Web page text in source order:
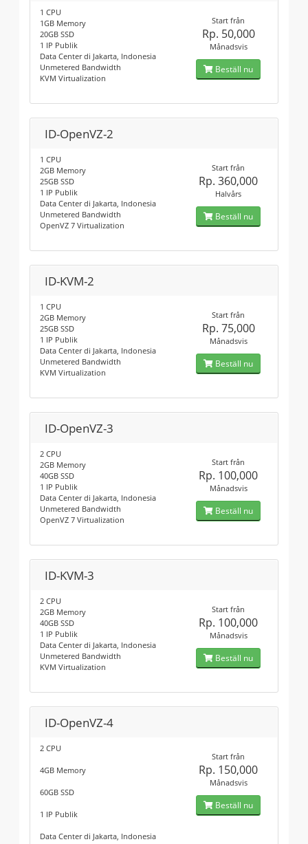
1 CPU
1GB Memory
20GB SSD
1 IP Publik
Data Center di Jakarta, Indonesia
Unmetered Bandwidth
KVM Virtualization
Start från
Rp. 50,000
Månadsvis
Beställ nu
ID-OpenVZ-2
1 CPU
2GB Memory
25GB SSD
1 IP Publik
Data Center di Jakarta, Indonesia
Unmetered Bandwidth
OpenVZ 7 Virtualization
Start från
Rp. 360,000
Halvårs
Beställ nu
ID-KVM-2
1 CPU
2GB Memory
25GB SSD
1 IP Publik
Data Center di Jakarta, Indonesia
Unmetered Bandwidth
KVM Virtualization
Start från
Rp. 75,000
Månadsvis
Beställ nu
ID-OpenVZ-3
2 CPU
2GB Memory
40GB SSD
1 IP Publik
Data Center di Jakarta, Indonesia
Unmetered Bandwidth
OpenVZ 7 Virtualization
Start från
Rp. 100,000
Månadsvis
Beställ nu
ID-KVM-3
2 CPU
2GB Memory
40GB SSD
1 IP Publik
Data Center di Jakarta, Indonesia
Unmetered Bandwidth
KVM Virtualization
Start från
Rp. 100,000
Månadsvis
Beställ nu
ID-OpenVZ-4
2 CPU
4GB Memory
60GB SSD
1 IP Publik
Data Center di Jakarta, Indonesia
Start från
Rp. 150,000
Månadsvis
Beställ nu